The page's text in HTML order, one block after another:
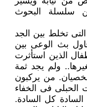
سلسلة البحوث
تخلط بين الجد
بث الوعى بين
الذين استأثرت
ولم يجد ثمة
من يركبون
الحبلى فى الخفاء
كل السادة.